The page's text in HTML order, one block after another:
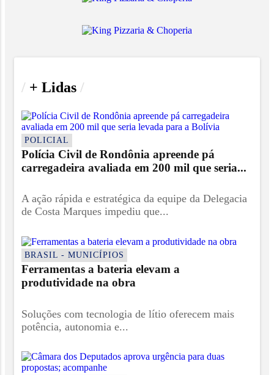
/ + Lidas /
POLICIAL
Polícia Civil de Rondônia apreende pá
carregadeira avaliada em 200 mil que seria...
A ação rápida e estratégica da equipe da Delegacia
de Costa Marques impediu que...
BRASIL - MUNICÍPIOS
Ferramentas a bateria elevam a
produtividade na obra
Soluções com tecnologia de lítio oferecem mais
potência, autonomia e...